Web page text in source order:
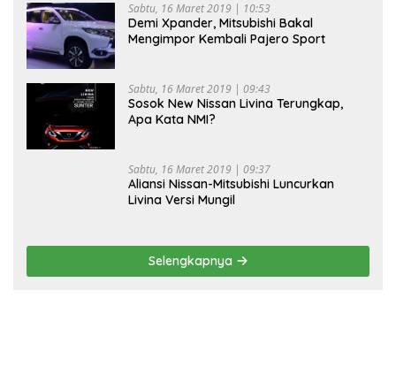
Sabtu, 16 Maret 2019 | 10:53
Demi Xpander, Mitsubishi Bakal
Mengimpor Kembali Pajero Sport
Sabtu, 16 Maret 2019 | 09:43
Sosok New Nissan Livina Terungkap,
Apa Kata NMI?
Sabtu, 16 Maret 2019 | 09:37
Aliansi Nissan-Mitsubishi Luncurkan
Livina Versi Mungil
Selengkapnya